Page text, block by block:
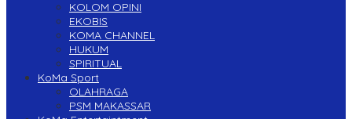
KOLOM OPINI
EKOBIS
KOMA CHANNEL
HUKUM
SPIRITUAL
KoMa Sport
OLAHRAGA
PSM MAKASSAR